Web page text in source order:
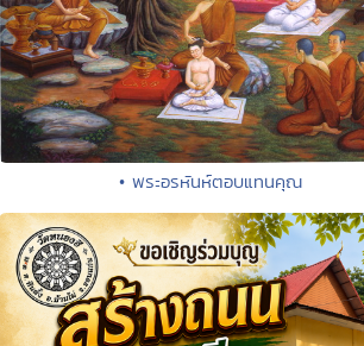
• พระอรหันห์ตอบแทนคุณ